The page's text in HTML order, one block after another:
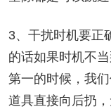
3、干扰时机要正
的话如果时机不
第一的时候，我
道具直接向后扔